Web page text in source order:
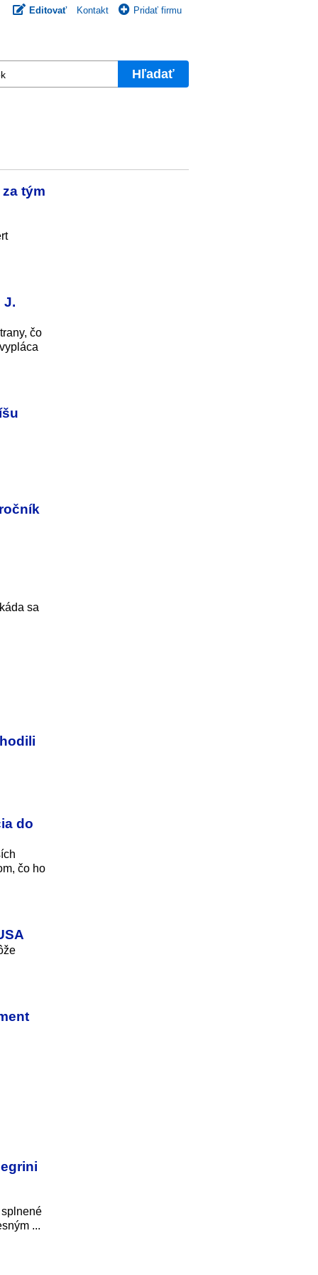
Editovať Kontakt Pridať firmu
Hľadať
tým
J.
čo
sa
do
čo ho
...